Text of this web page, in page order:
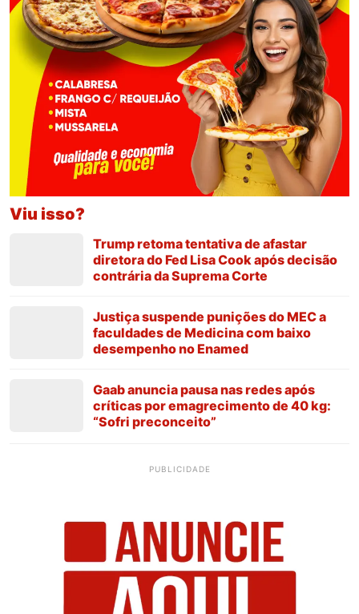
Viu isso?
Trump retoma tentativa de afastar
diretora do Fed Lisa Cook após decisão
contrária da Suprema Corte
Justiça suspende punições do MEC a
faculdades de Medicina com baixo
desempenho no Enamed
Gaab anuncia pausa nas redes após
críticas por emagrecimento de 40 kg:
“Sofri preconceito”
PUBLICIDADE